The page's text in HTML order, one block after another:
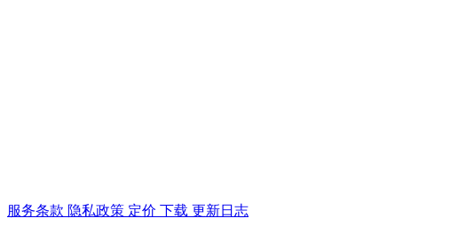
服务条款 隐私政策 定价 下载 更新日志